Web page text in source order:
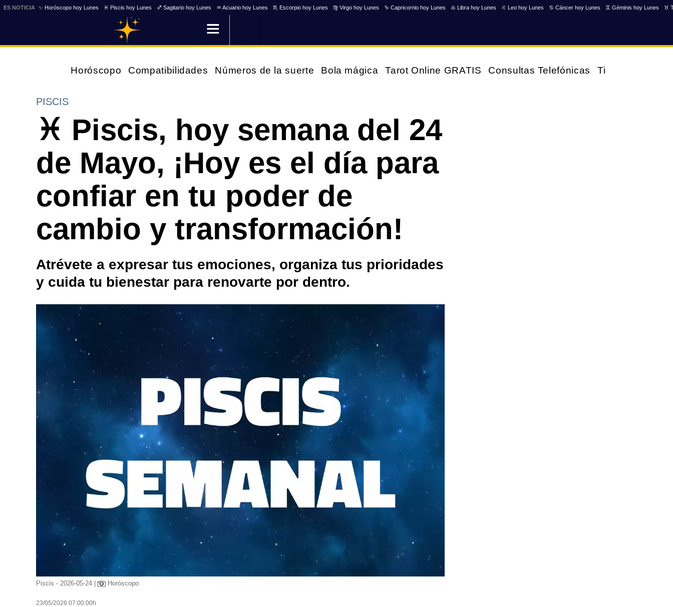
ES NOTICIA ✨ Horóscopo hoy Lunes ♓ Piscis hoy Lunes ♐ Sagitario hoy Lunes ♒ Acuario hoy Lunes ♏ Escorpio hoy Lunes ♍ Virgo hoy Lunes ♑ Capricornio hoy Lunes ♎ Libra hoy Lunes ♌ Leo hoy Lunes ♋ Cáncer hoy Lunes ♊ Géminis hoy Lunes ♉
Horóscopo Compatibilidades Números de la suerte Bola mágica Tarot Online GRATIS Consultas Telefónicas Tienda
PISCIS
♓ Piscis, hoy semana del 24
de Mayo, ¡Hoy es el día para
confiar en tu poder de
cambio y transformación!
Atrévete a expresar tus emociones, organiza tus prioridades
y cuida tu bienestar para renovarte por dentro.
Piscis - 2026-05-24 | Horóscopo
23/05/2026 07:00:00h